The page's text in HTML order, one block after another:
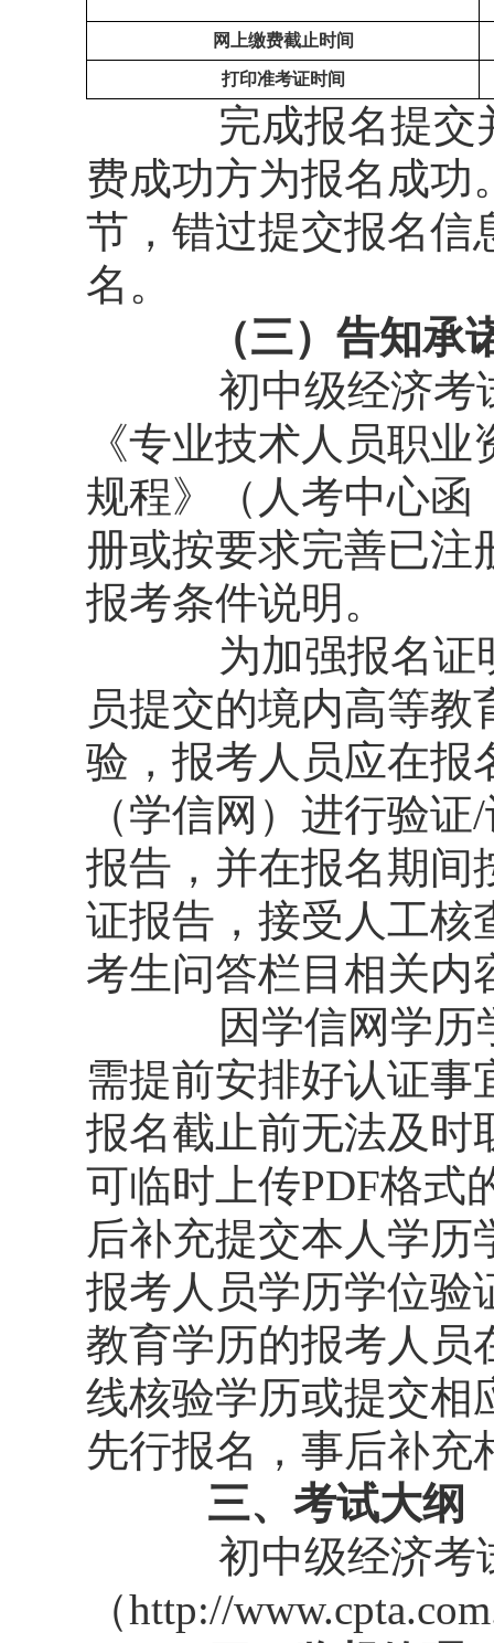
网上缴费截止时间
打印准考证时间
完成报名提交
费成功方为报名成功
节，错过提交报名信
名。
（三）告知承
初中级经济考
《专业技术人员职
规程》（人考中心函
册或按要求完善已注
报考条件说明。
为加强报名证
员提交的境内高等
验，报考人员应在报
（学信网）进行验
报告，并在报名期间
证报告，接受人工核
考生问答栏目相关内
因学信网学
需提前安排好认证事
报名截止前无法及时
可临时上传PDF格式
后补充提交本人学
报考人员学历学位验
教育学历的报考人员
线核验学历或提交相
先行报名，事后补充
三、考试大纲
初中级经济考
（http://